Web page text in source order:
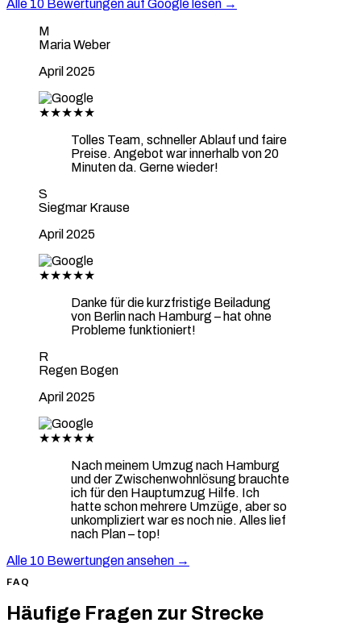
Alle 10 Bewertungen auf Google lesen →
M
Maria Weber
April 2025
★★★★★
Tolles Team, schneller Ablauf und faire
Preise. Angebot war innerhalb von 20
Minuten da. Gerne wieder!
S
Siegmar Krause
April 2025
★★★★★
Danke für die kurzfristige Beiladung
von Berlin nach Hamburg – hat ohne
Probleme funktioniert!
R
Regen Bogen
April 2025
★★★★★
Nach meinem Umzug nach Hamburg
und der Zwischenwohnlösung brauchte
ich für den Hauptumzug Hilfe. Ich
hatte schon mehrere Umzüge, aber so
unkompliziert war es noch nie. Alles lief
nach Plan – top!
Alle 10 Bewertungen ansehen →
FAQ
Häufige Fragen zur Strecke